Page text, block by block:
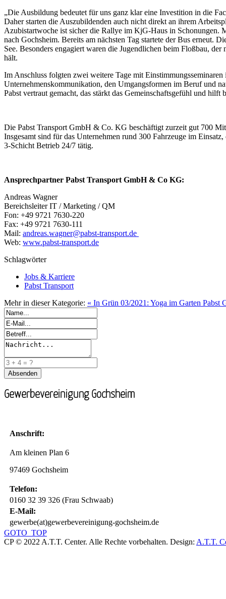
„Die Ausbildung bedeutet für uns ganz klar eine Investition in die
Daher starten die Auszubildenden auch nicht direkt an ihrem
Azubistartwoche ist sicher die Rallye im KjG-Haus in Schonungen.
nach Gochsheim. Bereits am nächsten Tag startete der Bus erneut.
See. Besonders engagiert waren die Jugendlichen beim Floßbau,
hält.
Im Anschluss folgten zwei weitere Tage mit
Unternehmenskommunikation, den Umgangsformen im Beruf und
Pabst vertraut gemacht, das stärkt das Gemeinschaftsgefühl und
Die Pabst Transport GmbH & Co. KG beschäftigt zurzeit gut 700
Insgesamt sind für das Unternehmen rund 300 Fahrzeuge im
3-Schicht Betrieb 24/7 tätig.
Ansprechpartner Pabst Transport GmbH & Co KG:
Andreas Wagner
Bereichsleiter IT / Marketing / QM
Fon: +49 9721 7630-220
Fax: +49 9721 7630-111
Mail: andreas.wagner@pabst-transport.de
Web: www.pabst-transport.de
Schlagwörter
Jobs & Karriere
Pabst Transport
Mehr in dieser Kategorie: « In Grün 03/2021: Yoga im Garten Pabst
Gewerbevereinigung Gochsheim
Anschrift:
Am kleinen Plan 6
97469 Gochsheim
Telefon:
0160 32 39 326 (Frau Schwaab)
E-Mail:
gewerbe(at)gewerbevereinigung-gochsheim.de
GOTO_TOP
CP © 2022 A.T.T. Center. Alle Rechte vorbehalten. Design: A.T.T.